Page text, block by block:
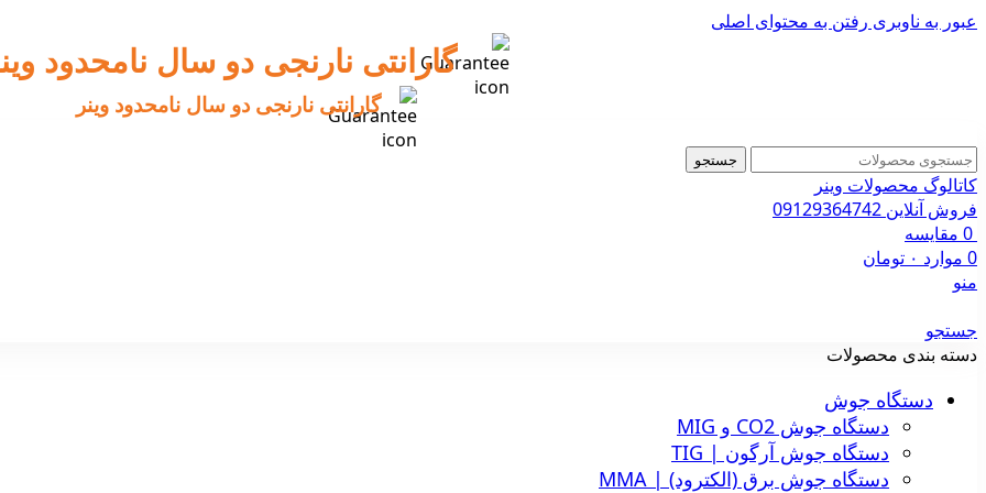
عبور به ناوبری رفتن به محتوای اصلی
گارانتی نارنجی دو سال نامحدود
گارانتی نارنجی دو سال نامحدود وینر
جستجو
کاتالوگ محصولات وینر
فروش آنلاین 09129364742
0 مقایسه
0 موارد ۰ تومان
منو
جستجو
دسته بندی محصولات
دستگاه جوش
دستگاه جوش CO2 و MIG
دستگاه جوش آرگون | TIG
دستگاه جوش برق (الکترود) | MMA